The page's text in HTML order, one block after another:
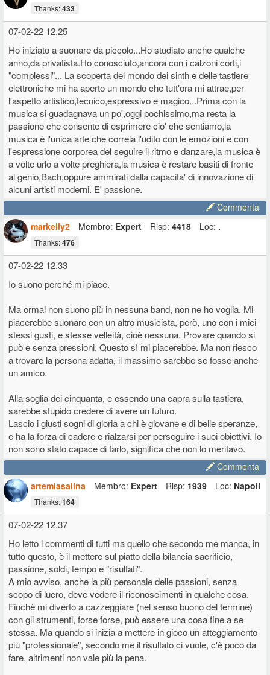
Thanks:433
07-02-22 12.25
Ho iniziato a suonare da piccolo...Ho studiato anche qualche
anno,da privatista.Ho conosciuto,ancora con i calzoni corti,i
"complessi"... La scoperta del mondo dei sinth e delle tastiere
elettroniche mi ha aperto un mondo che tutt'ora mi attrae,per
l'aspetto artistico,tecnico,espressivo e magico...Prima con la
musica si guadagnava un po',oggi pochissimo,ma resta la
passione che consente di esprimere cio' che sentiamo,la
musica è l'unica arte che correla l'udito con le emozioni e con
l'espressione corporea del seguire il ritmo e danzare,la musica è
a volte urlo a volte preghiera,la musica è restare basiti di fronte
al genio,Bach,oppure ammirati dalla capacita' di innovazione di
alcuni artisti moderni. E' passione.
Commenta
markelly2
Membro: Expert Risp: 4418 Loc: .
Thanks:476
07-02-22 12.33
Io suono perché mi piace.
Ma ormai non suono più in nessuna band, non ne ho voglia. Mi
piacerebbe suonare con un altro musicista, però, uno con i miei
stessi gusti, e stesse velleità, cioè nessuna. Provare quando si
può e senza pressioni. Questo sì mi piacerebbe. Ma non riesco
a trovare la persona adatta, il massimo sarebbe se fosse anche
un amico.
Alla soglia dei cinquanta, e essendo una capra sulla tastiera,
sarebbe stupido credere di avere un futuro.
Lascio i giusti sogni di gloria a chi è giovane e di belle speranze,
e ha la forza di cadere e rialzarsi per perseguire i suoi obiettivi. Io
non sono stato capace di farlo, significa che non lo meritavo.
Commenta
artemiasalina
Membro: Expert Risp: 1939 Loc: Napoli
Thanks:164
07-02-22 12.37
Ho letto i commenti di tutti ma quello che secondo me manca, in
tutto questo, è il mettere sul piatto della bilancia sacrificio,
passione, soldi, tempo e "risultati".
A mio avviso, anche la più personale delle passioni, senza
scopo di lucro, deve vedere il riconoscimenti in qualche cosa.
Finchè mi diverto a cazzeggiare (nel senso buono del termine)
con gli strumenti, forse forse, può essere una cosa fine a se
stessa. Ma quando si inizia a mettere in gioco un atteggiamento
più "professionale", secondo me il risultato ci vuole, c'è poco da
fare, altrimenti non vale più la pena.